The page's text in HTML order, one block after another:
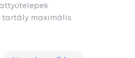
tartály maximális